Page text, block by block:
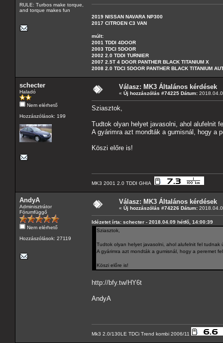
RULE: Turbos make torque,
and torque makes fun
2019 NISSAN NAVARA NP300
2017 CITROEN C3 VAN
múlt:
2001 TDDI 4DOOR
2003 TDCI 5DOOR
2002 2.0 TDDI TURNIER
2007 2.5T 4 DOOR PANTHER BLACK TITANIUM X
2008 2.0 TDCI 5DOOR PANTHER BLACK TITANIUM
schecter
Haladó
Nem elérhető
Hozzászólások: 199
Válasz: MK3 Általános kérdések
« Új hozzászólás #74225 Dátum:
Sziasztok,
Tudtok olyan helyet javasolni, ahol alufelnit
A gyárimra azt mondták a gumisnál, hogy a
Köszi előre is!
MK3 2001 2.0 TDDI GHIA
AndyA
Adminisztrátor
Fórumfüggő
Nem elérhető
Hozzászólások: 27119
Válasz: MK3 Általános kérdések
« Új hozzászólás #74226 Dátum:
Idézetet írta: schecter - 2018.04.09 hétfő, 14:00:39
Sziasztok,
Tudtok olyan helyet javasolni, ahol alufelnit fel tudnak
A gyárimra azt mondták a gumisnál, hogy a peremet
Köszi előre is!
http://bfy.tw/HY6t
AndyA
Mk3 2.0/130LE TDCi Trend kombi 2006/11